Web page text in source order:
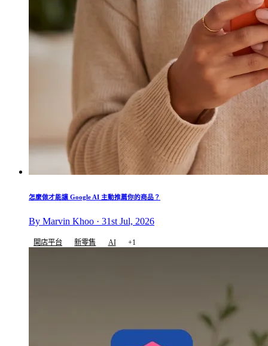
怎麼做才能讓 Google AI 主動推薦你的商品？
By Marvin Khoo · 31st Jul, 2026
開店平台 新零售 AI +1